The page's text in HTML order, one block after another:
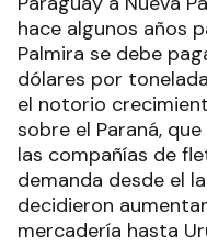
hace algunos años
Palmira se debe
dólares por
el notorio
sobre el Paraná,
las compañías de
demanda desde el
decidieron
mercadería hasta